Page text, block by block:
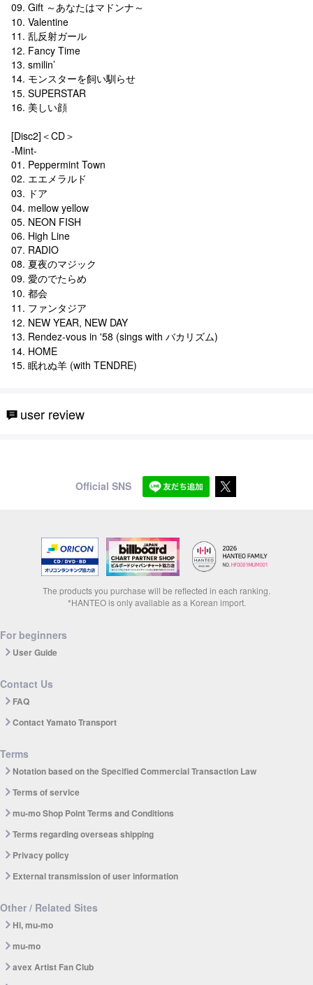
09. Gift ～あなたはマドンナ～
10. Valentine
11. 乱反射ガール
12. Fancy Time
13. smilin’
14. モンスターを飼い馴らせ
15. SUPERSTAR
16. 美しい顔
[Disc2]＜CD＞
-Mint-
01. Peppermint Town
02. エエメラルド
03. ドア
04. mellow yellow
05. NEON FISH
06. High Line
07. RADIO
08. 夏夜のマジック
09. 愛のでたらめ
10. 都会
11. ファンタジア
12. NEW YEAR, NEW DAY
13. Rendez-vous in '58 (sings with バカリズム)
14. HOME
15. 眠れぬ羊 (with TENDRE)
user review
Official SNS
The products you purchase will be reflected in each ranking.
*HANTEO is only available as a Korean import.
For beginners
User Guide
Contact Us
FAQ
Contact Yamato Transport
Terms
Notation based on the Specified Commercial Transaction Law
Terms of service
mu-mo Shop Point Terms and Conditions
Terms regarding overseas shipping
Privacy policy
External transmission of user information
Other / Related Sites
Hi, mu-mo
mu-mo
avex Artist Fan Club